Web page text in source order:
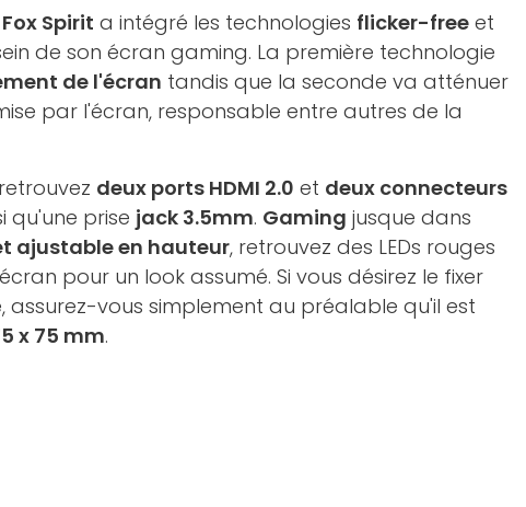
Fox Spirit a intégré les technologies flicker-free et
de son écran gaming. La première technologie
de l'écran tandis que la seconde va atténuer
par l'écran, responsable entre autres de la
deux ports HDMI 2.0 et deux connecteurs
qu'une prise jack 3.5mm. Gaming jusque dans
ajustable en hauteur, retrouvez des LEDs rouges
pour un look assumé. Si vous désirez le fixer
assurez-vous simplement au préalable qu'il est
x 75 mm.